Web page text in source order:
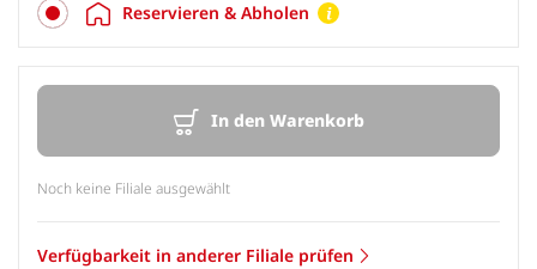
Reservieren & Abholen
In den Warenkorb
Noch keine Filiale ausgewählt
Verfügbarkeit in anderer Filiale prüfen